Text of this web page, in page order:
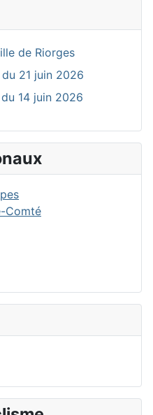
de Riorges
21 juin 2026
14 juin 2026
Comté